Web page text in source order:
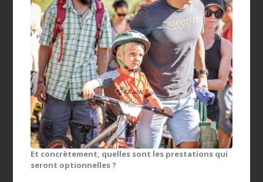
Et concrètement, quelles sont les prestations qui
seront optionnelles ?